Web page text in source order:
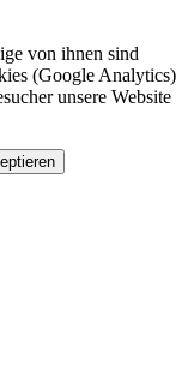
von ihnen sind
(Google Analytics)
unsere Website